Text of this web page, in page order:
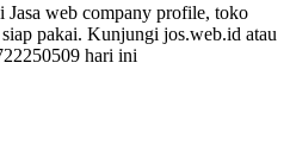
Jasa web company profile, toko
pakai. Kunjungi jos.web.id atau
hari ini